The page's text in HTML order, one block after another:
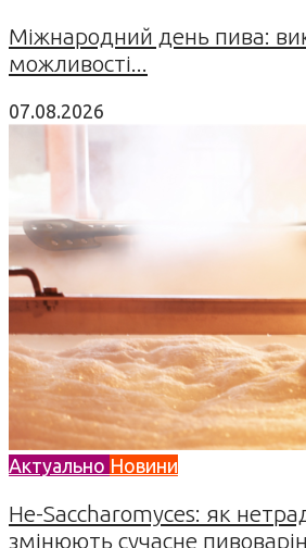
Міжнародний день пива:
можливості...
07.08.2026
Актуально Новини
Не-Saccharomyces: як
змінюють сучасне